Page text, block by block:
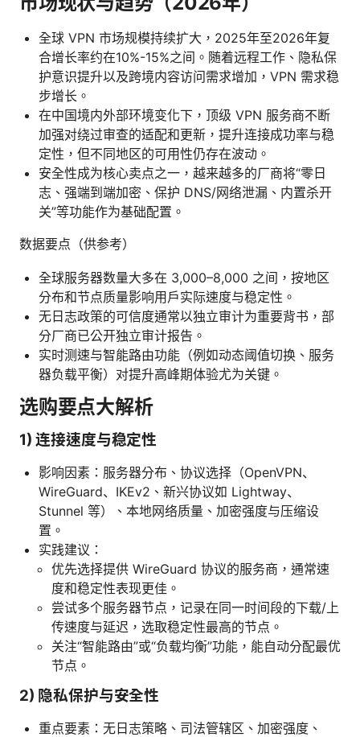
全球 VPN 市场规模持续扩大，2025年至2026年复
合增长率约在10%-15%之间。随着远程工作、隐私保
护意识提升以及跨境内容访问需求增加，VPN 需求稳
步增长。
在中国境内外部环境变化下，顶级 VPN 服务商不断
加强对绕过审查的适配和更新，提升连接成功率与稳
定性，但不同地区的可用性仍存在波动。
安全性成为核心卖点之一，越来越多的厂商将“零日
志、强端到端加密、保护 DNS/网络泄漏、内置杀开
关”等功能作为基础配置。
数据要点（供参考）
全球服务器数量大多在 3,000–8,000 之间，按地区
分布和节点质量影响用户实际速度与稳定性。
无日志政策的可信度通常以独立审计为重要背书，部
分厂商已公开独立审计报告。
实时测速与智能路由功能（例如动态阈值切换、服务
器负载平衡）对提升高峰期体验尤为关键。
选购要点大解析
1) 连接速度与稳定性
影响因素：服务器分布、协议选择（OpenVPN、
WireGuard、IKEv2、新兴协议如 Lightway、
Stunnel 等）、本地网络质量、加密强度与压缩设
置。
实践建议：
优先选择提供 WireGuard 协议的服务商，通常速
度和稳定性表现更佳。
尝试多个服务器节点，记录在同一时间段的下载/上
传速度与延迟，选取稳定性最高的节点。
关注“智能路由”或“负载均衡”功能，能自动分配最优
节点。
2) 隐私保护与安全性
重点要素：无日志策略、司法管辖区、加密强度、